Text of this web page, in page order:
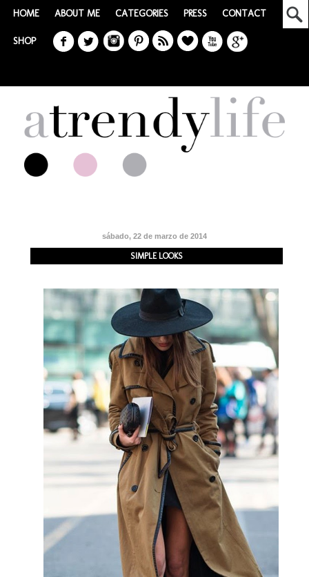
HOME ABOUT ME CATEGORIES PRESS CONTACT
SHOP
sábado, 22 de marzo de 2014
SIMPLE LOOKS